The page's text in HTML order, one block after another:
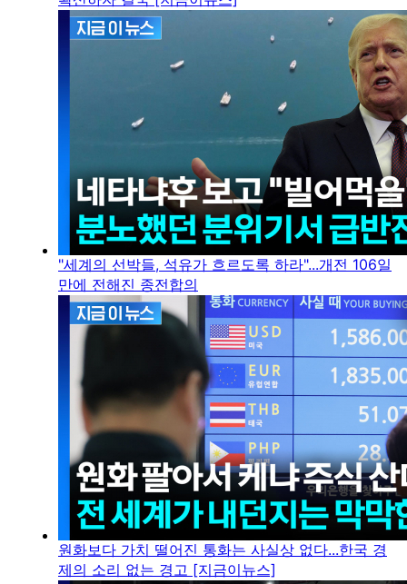
"세계의 선박들, 석유가 흐르도록 하라"...개전 106일
만에 전해진 종전합의
원화보다 가치 떨어진 통화는 사실상 없다...한국 경
제의 소리 없는 경고 [지금이뉴스]